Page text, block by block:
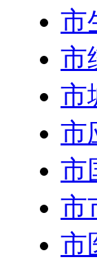
市
市
市
市
市
市
市